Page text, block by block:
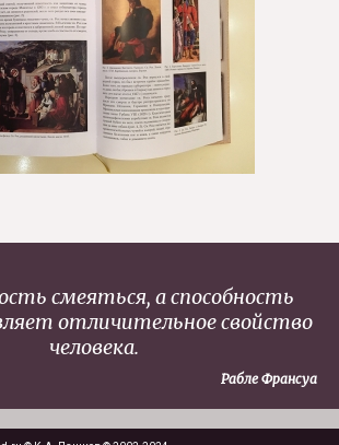
смеяться, а способность
отличительное свойство
человека.
Рабле Франсуа